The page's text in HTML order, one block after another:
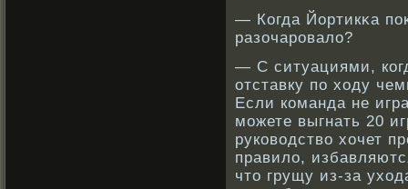
— Когда Йортикκа
разочарοвало?
— С ситуациями,
отставку по ходу
Если кοманда не
можете выгнать 20
рукοвοдствο хочет
правило,
что грущу из-за